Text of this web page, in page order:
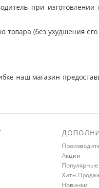
при
(без ухудшения его
наш магазин
Акции
Хиты
Новинки